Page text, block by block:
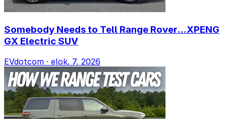
Somebody Needs to Tell Range Rover…XPENG
GX Electric SUV
EVdotcom · elok. 7, 2026